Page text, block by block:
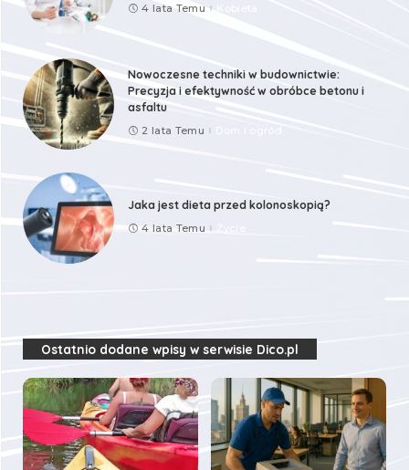
4 lata Temu
Nowoczesne techniki w budownictwie:
Precyzja i efektywność w obróbce betonu i
asfaltu
2 lata Temu Dom i ogród
Jaka jest dieta przed kolonoskopią?
4 lata Temu
Ostatnio dodane wpisy w serwisie Dico.pl